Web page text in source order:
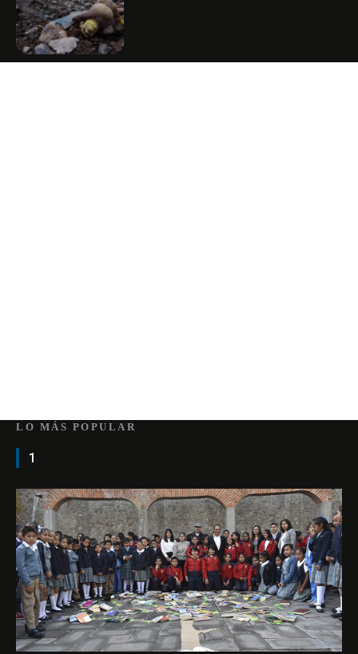
LO MÁS POPULAR
1